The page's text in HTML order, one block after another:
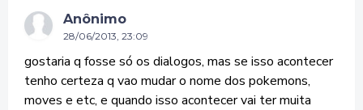
Anônimo
28/06/2013, 23:09
gostaria q fosse só os dialogos, mas se isso acontecer
tenho certeza q vao mudar o nome dos pokemons,
moves e etc, e quando isso acontecer vai ter muita